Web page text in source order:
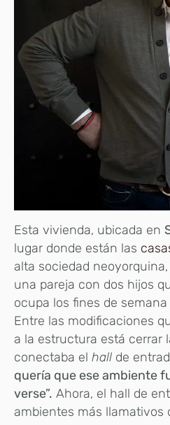
Esta vivienda, ubicada en
lugar donde están las
alta sociedad
una pareja con dos hijos
ocupa los fines de
Entre las modificaciones
a la estructura está cerrar
conectaba el hall de
quería que ese ambiente
verse”. Ahora, el hall de
ambientes más llamativos